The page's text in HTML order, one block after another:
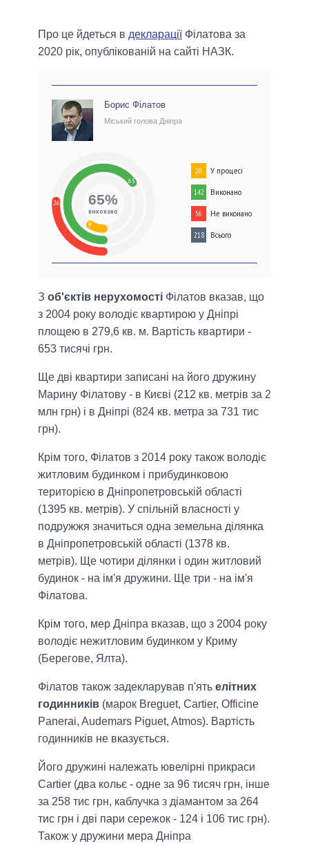
Про це йдеться в деклараціїФілатова за
2020 рік, опублікованій на сайті НАЗК.
Борис Філатов
Міський голова Дніпра
26
65
9
65%
виконано
20 У процесі
142 Виконано
56 Не виконано
218 Всього
З об'єктів нерухомості Філатов вказав, що
з 2004 року володіє квартирою у Дніпрі
площею в 279,6 кв. м. Вартість квартири -
653 тисячі грн.
Ще дві квартири записані на його дружину
Марину Філатову - в Києві (212 кв. метрів за 2
млн грн) і в Дніпрі (824 кв. метра за 731 тис
грн).
Крім того, Філатов з 2014 року також володіє
житловим будинком і прибудинковою
територією в Дніпропетровській області
(1395 кв. метрів). У спільній власності у
подружжя значиться одна земельна ділянка
в Дніпропетровській області (1378 кв.
метрів). Ще чотири ділянки і один житловий
будинок - на ім'я дружини. Ще три - на ім'я
Філатова.
Крім того, мер Дніпра вказав, що з 2004 року
володіє нежитловим будинком у Криму
(Берегове, Ялта).
Філатов також задекларував п'ять елітних
годинників (марок Breguet, Cartier, Officine
Panerai, Audemars Piguet, Atmos). Вартість
годинників не вказується.
Його дружині належать ювелірні прикраси
Cartier (два кольє - одне за 96 тисяч грн, інше
за 258 тис грн, каблучка з діамантом за 264
тис грн і дві пари сережок - 124 і 106 тис грн).
Також у дружини мера Дніпра